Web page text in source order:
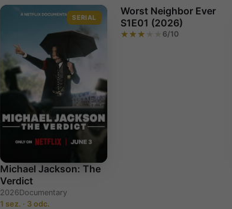
SERIAL
Michael Jackson: The
Verdict
2026Documentary
1 sez. · 3 odc.
Worst Neighbor Ever
S1E01 (2026)
6/10